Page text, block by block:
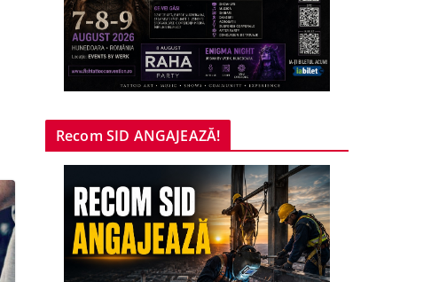
Recom SID ANGAJEAZĂ!